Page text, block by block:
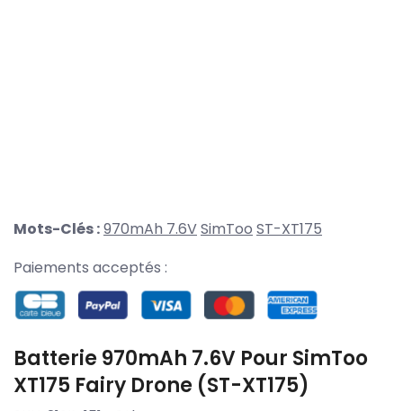
Mots-Clés :970mAh 7.6VSimToo ST-XT175
Paiements acceptés :
Batterie 970mAh 7.6V Pour SimToo
XT175 Fairy Drone (ST-XT175)